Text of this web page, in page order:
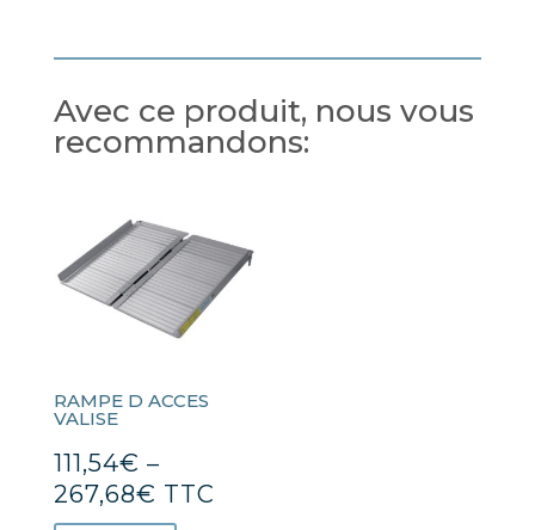
D
Avec ce produit, nous vous
recommandons:
RAMPE D ACCES
VALISE
111,54€ –
267,68€ TTC